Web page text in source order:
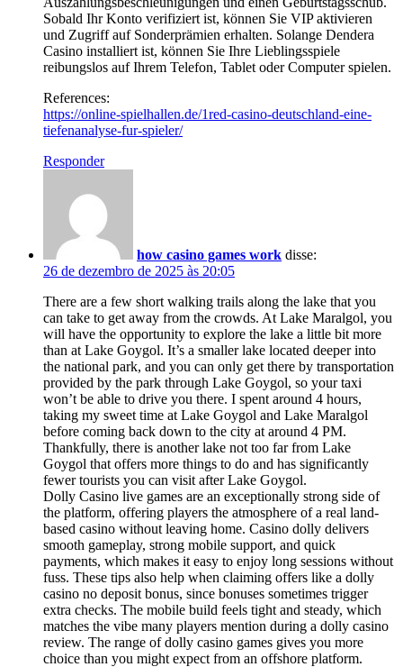
Sobald Ihr Konto verifiziert ist, können Sie VIP aktivieren
und Zugriff auf Sonderprämien erhalten. Solange Dendera
Casino installiert ist, können Sie Ihre Lieblingsspiele
reibungslos auf Ihrem Telefon, Tablet oder Computer spielen.
References:
https://online-spielhallen.de/1red-casino-deutschland-eine-
tiefenanalyse-fur-spieler/
Responder
how casino games work disse:
26 de dezembro de 2025 às 20:05
There are a few short walking trails along the lake that you
can take to get away from the crowds. At Lake Maralgol, you
will have the opportunity to explore the lake a little bit more
than at Lake Goygol. It’s a smaller lake located deeper into
the national park, and you can only get there by transportation
provided by the park through Lake Goygol, so your taxi
won’t be able to drive you there. I spent around 4 hours,
taking my sweet time at Lake Goygol and Lake Maralgol
before coming back down to the city at around 4 PM.
Thankfully, there is another lake not too far from Lake
Goygol that offers more things to do and has significantly
fewer tourists you can visit after Lake Goygol.
Dolly Casino live games are an exceptionally strong side of
the platform, offering players the atmosphere of a real land-
based casino without leaving home. Casino dolly delivers
smooth gameplay, strong mobile support, and quick
payments, which makes it easy to enjoy long sessions without
fuss. These tips also help when claiming offers like a dolly
casino no deposit bonus, since bonuses sometimes trigger
extra checks. The mobile build feels tight and steady, which
matches the vibe many players mention during a dolly casino
review. The range of dolly casino games gives you more
choice than you might expect from an offshore platform.